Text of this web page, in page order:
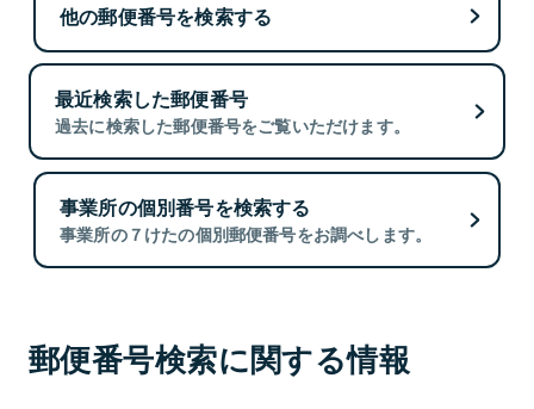
他の郵便番号を検索する
最近検索した郵便番号
過去に検索した郵便番号をご覧いただけます。
事業所の個別番号を検索する
事業所の７けたの個別郵便番号をお調べします。
郵便番号検索に関する情報